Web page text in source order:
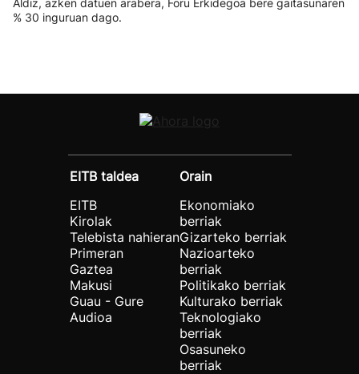
Aldiz, azken datuen arabera, Foru Erkidegoa bere gaitasunaren
% 30 inguruan dago.
EITB taldea
EITB
Kirolak
Telebista nahieran
Primeran
Gaztea
Makusi
Guau - Gure
Audioa
Orain
Ekonomiako
berriak
Gizarteko berriak
Nazioarteko
berriak
Politikako berriak
Kulturako berriak
Teknologiako
berriak
Osasuneko
berriak